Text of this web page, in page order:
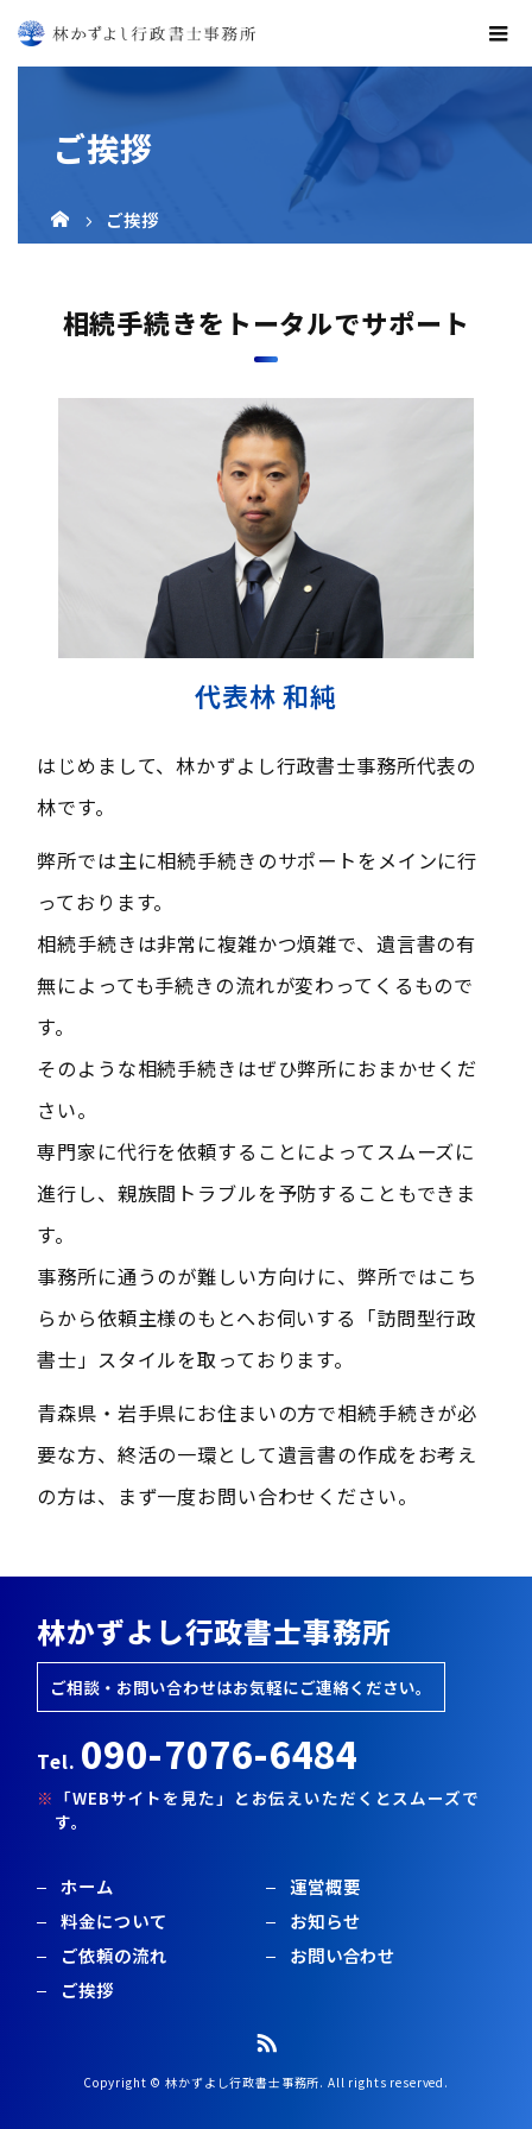
ご挨拶
ご挨拶
相続手続きをトータルでサポート
代表林 和純
はじめまして、林かずよし行政書士事務所代表の
林です。
弊所では主に相続手続きのサポートをメインに行
っております。
相続手続きは非常に複雑かつ煩雑で、遺言書の有
無によっても手続きの流れが変わってくるもので
す。
そのような相続手続きはぜひ弊所におまかせくだ
さい。
専門家に代行を依頼することによってスムーズに
進行し、親族間トラブルを予防することもできま
す。
事務所に通うのが難しい方向けに、弊所ではこち
らから依頼主様のもとへお伺いする「訪問型行政
書士」スタイルを取っております。
青森県・岩手県にお住まいの方で相続手続きが必
要な方、終活の一環として遺言書の作成をお考え
の方は、まず一度お問い合わせください。
林かずよし行政書士事務所
ご相談・お問い合わせはお気軽にご連絡ください。
Tel. 090-7076-6484
「WEBサイトを見た」とお伝えいただくとスムーズで
す。
ホーム
料金について
ご依頼の流れ
ご挨拶
運営概要
お知らせ
お問い合わせ
Copyright © 林かずよし行政書士事務所. All rights reserved.